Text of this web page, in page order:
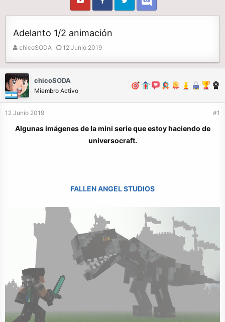
Adelanto 1/2 animación
A
o
chicoSODA
F
a
d
e
i
12 Junio 2019
chicoSODA
Miembro Activo
12 Junio 2019 #1
Algunas imágenes de la mini serie que estoy haciendo de
universocraft.
FALLEN ANGEL STUDIOS